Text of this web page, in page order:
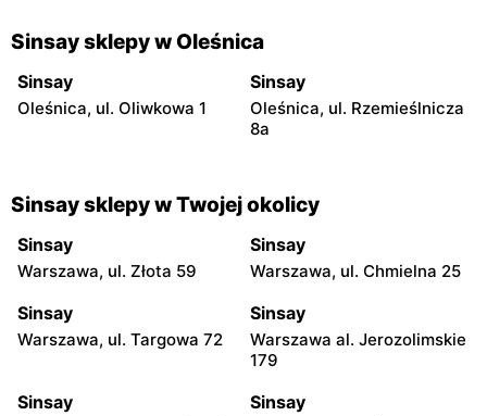
Sinsay sklepy w Oleśnica
Sinsay
Oleśnica, ul. Oliwkowa 1
Sinsay
Oleśnica, ul. Rzemieślnicza
8a
Sinsay sklepy w Twojej okolicy
Sinsay
Warszawa, ul. Złota 59
Sinsay
Warszawa, ul. Chmielna 25
Sinsay
Warszawa, ul. Targowa 72
Sinsay
Warszawa al. Jerozolimskie
179
Sinsay Sinsay